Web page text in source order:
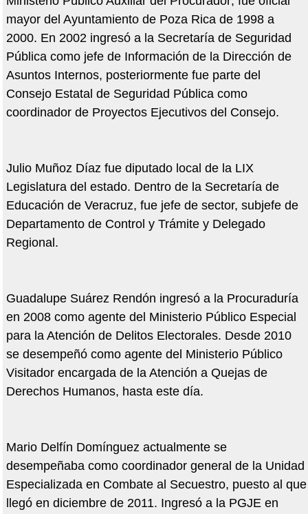
mayor del Ayuntamiento de Poza Rica de 1998 a
2000. En 2002 ingresó a la Secretaría de Seguridad
Pública como jefe de Información de la Dirección de
Asuntos Internos, posteriormente fue parte del
Consejo Estatal de Seguridad Pública como
coordinador de Proyectos Ejecutivos del Consejo.
Julio Muñoz Díaz fue diputado local de la LIX
Legislatura del estado. Dentro de la Secretaría de
Educación de Veracruz, fue jefe de sector, subjefe de
Departamento de Control y Trámite y Delegado
Regional.
Guadalupe Suárez Rendón ingresó a la Procuraduría
en 2008 como agente del Ministerio Público Especial
para la Atención de Delitos Electorales. Desde 2010
se desempeñó como agente del Ministerio Público
Visitador encargada de la Atención a Quejas de
Derechos Humanos, hasta este día.
Mario Delfín Domínguez actualmente se
desempeñaba como coordinador general de la Unidad
Especializada en Combate al Secuestro, puesto al que
llegó en diciembre de 2011. Ingresó a la PGJE en